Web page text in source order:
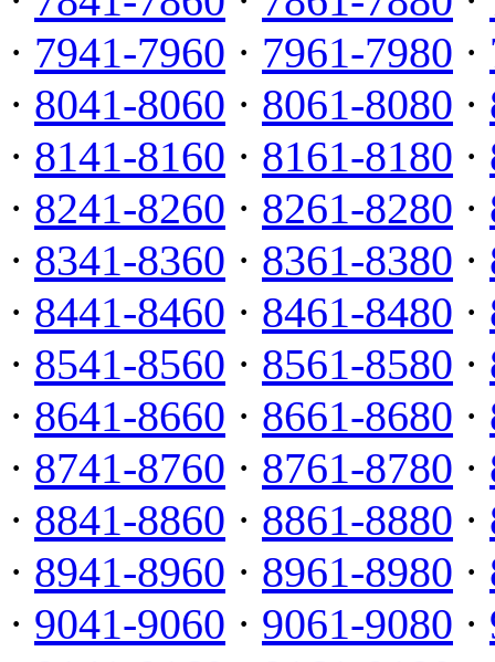
· 7941-7960 · 7961-7980 ·
· 8041-8060 · 8061-8080 ·
· 8141-8160 · 8161-8180 ·
· 8241-8260 · 8261-8280 ·
· 8341-8360 · 8361-8380 ·
· 8441-8460 · 8461-8480 ·
· 8541-8560 · 8561-8580 ·
· 8641-8660 · 8661-8680 ·
· 8741-8760 · 8761-8780 ·
· 8841-8860 · 8861-8880 ·
· 8941-8960 · 8961-8980 ·
· 9041-9060 · 9061-9080 ·